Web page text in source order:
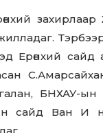
Ерөнхий сайд
БНХАУ-ын
сайд Ван И